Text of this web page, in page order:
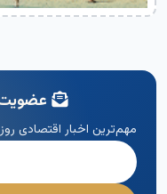
عضویت
مهم‌ترین اخبار اقتصادی